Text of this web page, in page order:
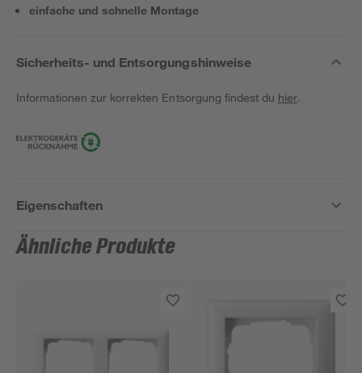
einfache und schnelle Montage
Sicherheits- und Entsorgungshinweise
Informationen zur korrekten Entsorgung findest du hier.
Eigenschaften
Ähnliche Produkte